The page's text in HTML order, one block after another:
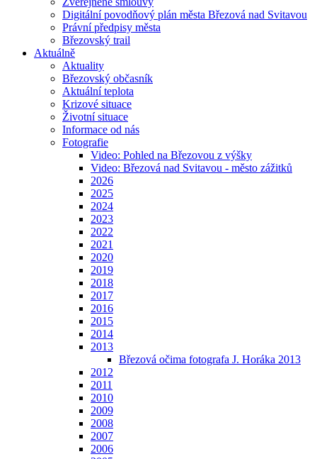
Digitální povodňový plán města Březová nad Svitavou
Právní předpisy města
Březovský trail
Aktuálně
Aktuality
Březovský občasník
Aktuální teplota
Krizové situace
Životní situace
Informace od nás
Fotografie
Video: Pohled na Březovou z výšky
Video: Březová nad Svitavou - město zážitků
2026
2025
2024
2023
2022
2021
2020
2019
2018
2017
2016
2015
2014
2013
Březová očima fotografa J. Horáka 2013
2012
2011
2010
2009
2008
2007
2006